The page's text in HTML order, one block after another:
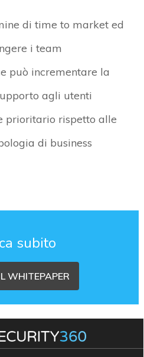
di time to market ed
i team
può incrementare la
agli utenti
prioritario rispetto alle
di business
subito
WHITEPAPER